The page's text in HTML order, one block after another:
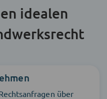
idealen
über